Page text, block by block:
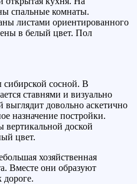
спальные комнаты.
листами ориентированного
в белый цвет. Пол
сосной. В
ставнями и визуально
выглядит довольно аскетично
назначение постройки.
доской
цвет.
хозяйственная
Вместе они образуют